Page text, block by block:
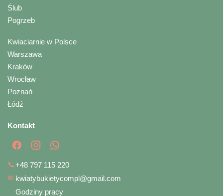
Ślub
Pogrzeb
Kwiaciarnie w Polsce
Warszawa
Kraków
Wrocław
Poznań
Łódź
Kontakt
📞+48 797 115 220
✉ kwiatybukietycompl@gmail.com
Godziny pracy